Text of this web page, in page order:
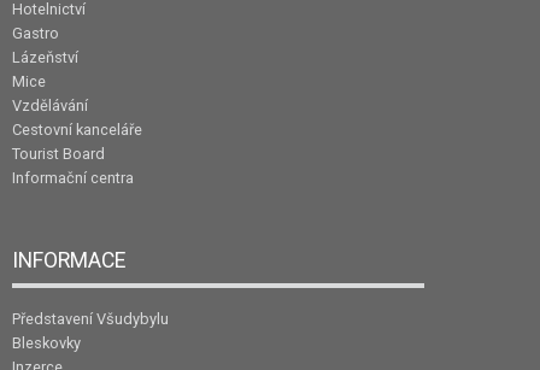
Hotelnictví
Gastro
Lázeňství
Mice
Vzdělávání
Cestovní kanceláře
Tourist Board
Informační centra
INFORMACE
Představení Všudybylu
Bleskovky